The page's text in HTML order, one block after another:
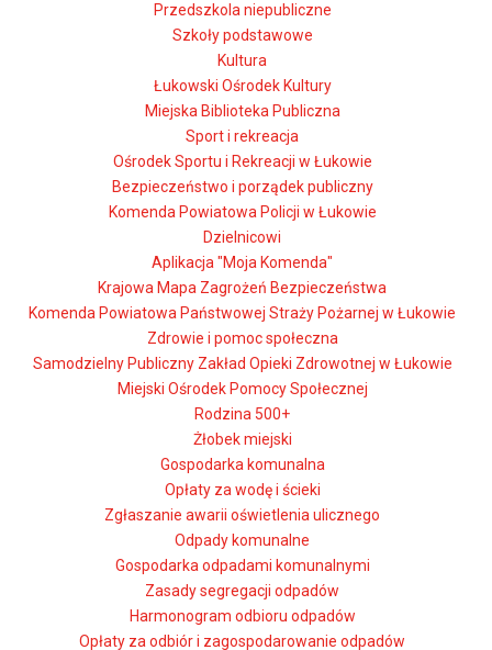
Przedszkola niepubliczne
Szkoły podstawowe
Kultura
Łukowski Ośrodek Kultury
Miejska Biblioteka Publiczna
Sport i rekreacja
Ośrodek Sportu i Rekreacji w Łukowie
Bezpieczeństwo i porządek publiczny
Komenda Powiatowa Policji w Łukowie
Dzielnicowi
Aplikacja "Moja Komenda"
Krajowa Mapa Zagrożeń Bezpieczeństwa
Komenda Powiatowa Państwowej Straży Pożarnej w Łukowie
Zdrowie i pomoc społeczna
Samodzielny Publiczny Zakład Opieki Zdrowotnej w Łukowie
Miejski Ośrodek Pomocy Społecznej
Rodzina 500+
Żłobek miejski
Gospodarka komunalna
Opłaty za wodę i ścieki
Zgłaszanie awarii oświetlenia ulicznego
Odpady komunalne
Gospodarka odpadami komunalnymi
Zasady segregacji odpadów
Harmonogram odbioru odpadów
Opłaty za odbiór i zagospodarowanie odpadów